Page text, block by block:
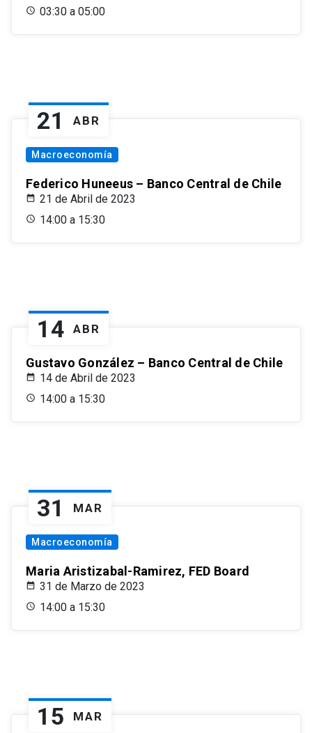
03:30 a 05:00
21 ABR
Macroeconomía
Federico Huneeus – Banco Central de Chile
21 de Abril de 2023
14:00 a 15:30
14 ABR
Gustavo González – Banco Central de Chile
14 de Abril de 2023
14:00 a 15:30
31 MAR
Macroeconomía
Maria Aristizabal-Ramirez, FED Board
31 de Marzo de 2023
14:00 a 15:30
15 MAR